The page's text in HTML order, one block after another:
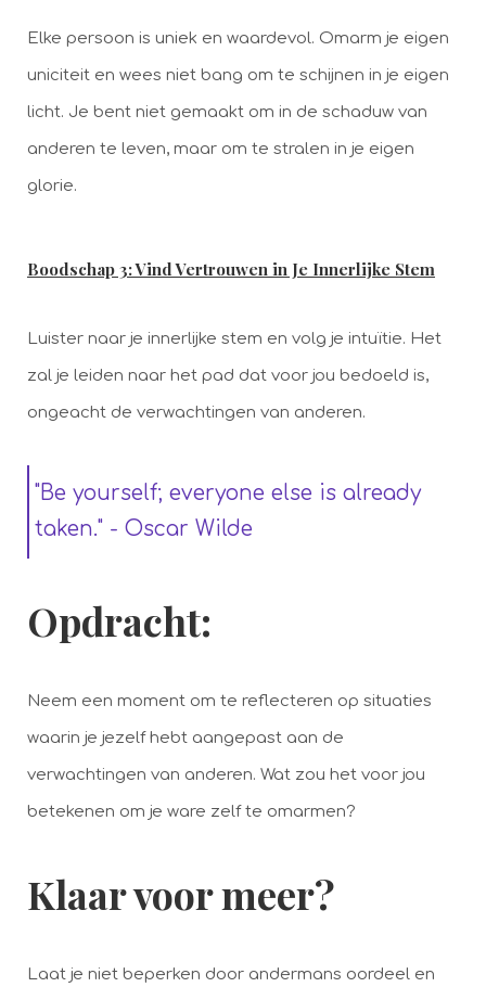
Elke persoon is uniek en waardevol. Omarm je eigen
uniciteit en wees niet bang om te schijnen in je eigen
licht. Je bent niet gemaakt om in de schaduw van
anderen te leven, maar om te stralen in je eigen
glorie.
Boodschap 3: Vind Vertrouwen in Je Innerlijke Stem
Luister naar je innerlijke stem en volg je intuïtie. Het
zal je leiden naar het pad dat voor jou bedoeld is,
ongeacht de verwachtingen van anderen.
"Be yourself; everyone else is already
taken." - Oscar Wilde
Opdracht:
Neem een moment om te reflecteren op situaties
waarin je jezelf hebt aangepast aan de
verwachtingen van anderen. Wat zou het voor jou
betekenen om je ware zelf te omarmen?
Klaar voor meer?
Laat je niet beperken door andermans oordeel en